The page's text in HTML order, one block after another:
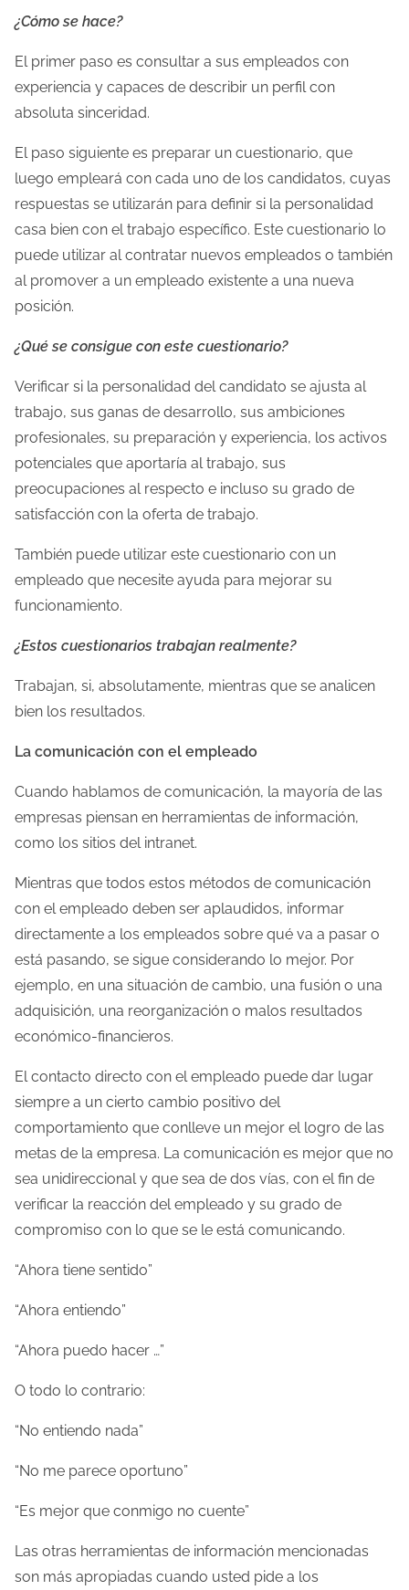
¿Cómo se hace?
El primer paso es consultar a sus empleados con
experiencia y capaces de describir un perfil con
absoluta sinceridad.
El paso siguiente es preparar un cuestionario, que
luego empleará con cada uno de los candidatos, cuyas
respuestas se utilizarán para definir si la personalidad
casa bien con el trabajo específico. Este cuestionario lo
puede utilizar al contratar nuevos empleados o también
al promover a un empleado existente a una nueva
posición.
¿Qué se consigue con este cuestionario?
Verificar si la personalidad del candidato se ajusta al
trabajo, sus ganas de desarrollo, sus ambiciones
profesionales, su preparación y experiencia, los activos
potenciales que aportaría al trabajo, sus
preocupaciones al respecto e incluso su grado de
satisfacción con la oferta de trabajo.
También puede utilizar este cuestionario con un
empleado que necesite ayuda para mejorar su
funcionamiento.
¿Estos cuestionarios trabajan realmente?
Trabajan, si, absolutamente, mientras que se analicen
bien los resultados.
La comunicación con el empleado
Cuando hablamos de comunicación, la mayoría de las
empresas piensan en herramientas de información,
como los sitios del intranet.
Mientras que todos estos métodos de comunicación
con el empleado deben ser aplaudidos, informar
directamente a los empleados sobre qué va a pasar o
está pasando, se sigue considerando lo mejor. Por
ejemplo, en una situación de cambio, una fusión o una
adquisición, una reorganización o malos resultados
económico-financieros.
El contacto directo con el empleado puede dar lugar
siempre a un cierto cambio positivo del
comportamiento que conlleve un mejor el logro de las
metas de la empresa. La comunicación es mejor que no
sea unidireccional y que sea de dos vías, con el fin de
verificar la reacción del empleado y su grado de
compromiso con lo que se le está comunicando.
“Ahora tiene sentido”
“Ahora entiendo”
“Ahora puedo hacer …”
O todo lo contrario:
“No entiendo nada”
“No me parece oportuno”
“Es mejor que conmigo no cuente”
Las otras herramientas de información mencionadas
son más apropiadas cuando usted pide a los